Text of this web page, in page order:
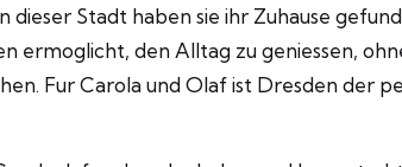
dieser Stadt haben sie ihr Zuhause
ermoglicht, den Alltag zu geniessen,
Fur Carola und Olaf ist Dresden der